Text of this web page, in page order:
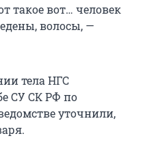
такое вот… человек
волосы, —
тела НГС
СУ СК РФ по
уточнили,